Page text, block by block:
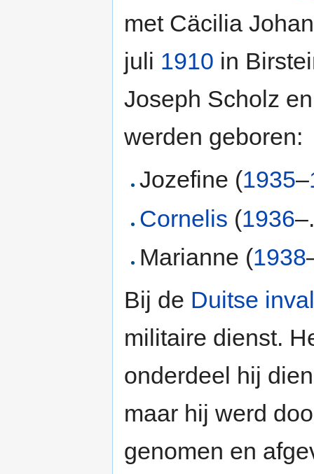
met Cäcilia
juli 1910 in
Joseph Scholz
werden geboren:
Jozefine (1935–
Cornelis (1936
Marianne (1938
Bij de Duitse inval
militaire dienst.
onderdeel hij
maar hij werd
genomen en